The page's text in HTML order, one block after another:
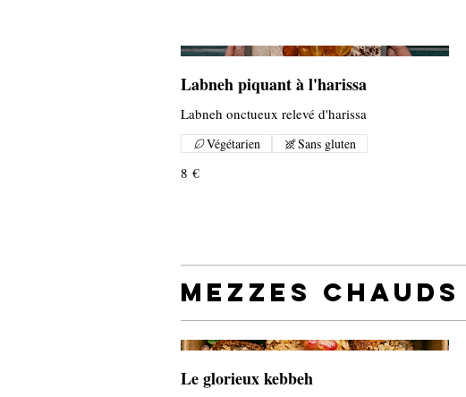
Labneh piquant à l'harissa
Labneh onctueux relevé d'harissa
8 €
Végétarien Sans gluten
Mezzes chauds
Le glorieux kebbeh